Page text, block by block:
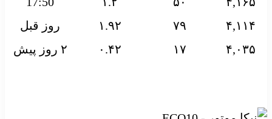
۴,۱۱۴
۷۹ ۱.۹۲
روز قبل
۴,۰۳۵
۱۷ ۰.۴۲ ۲ روز پیش